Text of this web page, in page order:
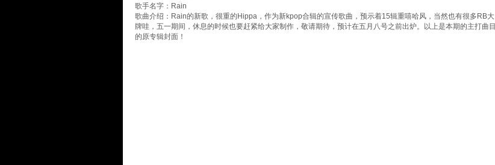
歌手名字：Rain
歌曲介绍：Rain的新歌，很重的Hippa，作为新kpop合辑的宣传歌曲，预示着15辑重嘻哈风，当然也有很多RB大
牌哇，五一期间，休息的时候也要赶紧给大家制作，敬请期待，预计在五月八号之前出炉。以上是本期的主打曲目
的原专辑封面！